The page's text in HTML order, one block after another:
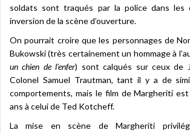
soldats sont traqués par la police dans les
inversion de la scène d’ouverture.
On pourrait croire que les personnages de
Bukowski (très certainement un hommage à
un chien de l’enfer) sont calqués sur ceux de
Colonel Samuel Trautman, tant il y a de
comportements, mais le film de Margheriti
ans à celui de Ted Kotcheff.
La mise en scène de Margheriti